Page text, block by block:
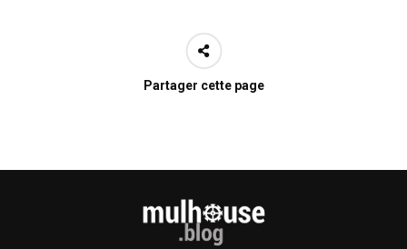
Partager cette page